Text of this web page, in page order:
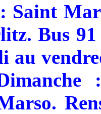
Saint
Bus